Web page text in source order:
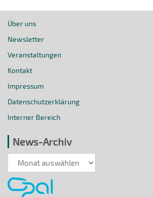
Über uns
Newsletter
Veranstaltungen
Kontakt
Impressum
Datenschutzerklärung
Interner Bereich
News-Archiv
News-
Archiv